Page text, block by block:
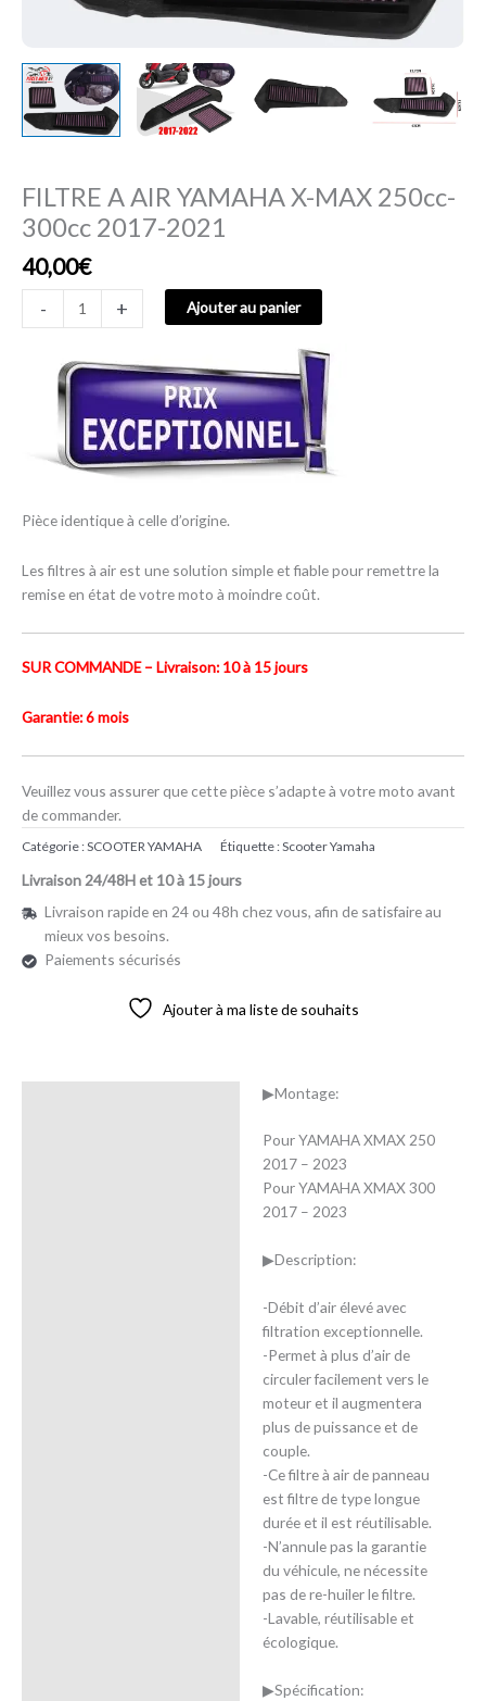
FILTRE A AIR YAMAHA X-MAX 250cc-
300cc 2017-2021
40,00€
- + Ajouter au panier
Pièce identique à celle d’origine.
Les filtres à air est une solution simple et fiable pour remettre la
remise en état de votre moto à moindre coût.
SUR COMMANDE – Livraison: 10 à 15 jours
Garantie: 6 mois
Veuillez vous assurer que cette pièce s’adapte à votre moto avant
de commander.
Catégorie :SCOOTER YAMAHA Étiquette :Scooter Yamaha
Livraison 24/48H et 10 à 15 jours
Livraison rapide en 24 ou 48h chez vous, afin de satisfaire au
mieux vos besoins.
Paiements sécurisés
Ajouter à ma liste de souhaits
▶Montage:
Pour YAMAHA XMAX 250
2017 – 2023
Pour YAMAHA XMAX 300
2017 – 2023
▶Description:
-Débit d’air élevé avec
filtration exceptionnelle.
-Permet à plus d’air de
circuler facilement vers le
moteur et il augmentera
plus de puissance et de
couple.
-Ce filtre à air de panneau
est filtre de type longue
durée et il est réutilisable.
-N’annule pas la garantie
du véhicule, ne nécessite
pas de re-huiler le filtre.
-Lavable, réutilisable et
écologique.
▶Spécification: